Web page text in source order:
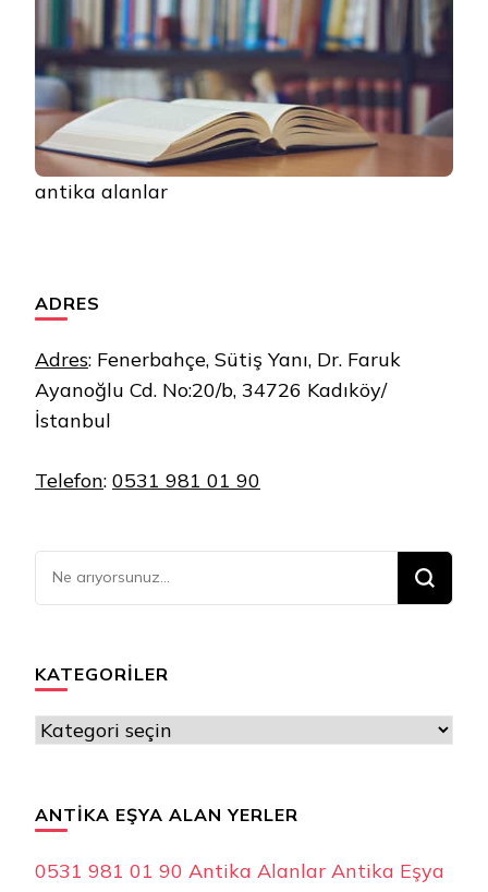
antika alanlar
ADRES
Adres: Fenerbahçe, Sütiş Yanı, Dr. Faruk
Ayanoğlu Cd. No:20/b, 34726 Kadıköy/
İstanbul
Telefon: 0531 981 01 90
Bir
şey
KATEGORILER
Kategoriler
ANTIKA EŞYA ALAN YERLER
0531 981 01 90 Antika Alanlar Antika Eşya